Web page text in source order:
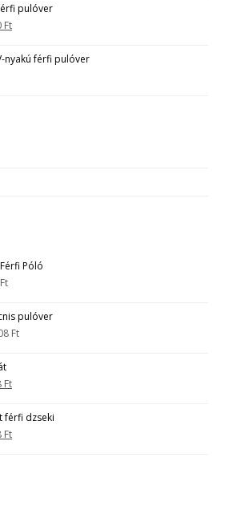
pulóver
Ft
nyakú férfi pulóver
Póló
Ft
pulóver
Ft
Ft
férfi dzseki
Ft